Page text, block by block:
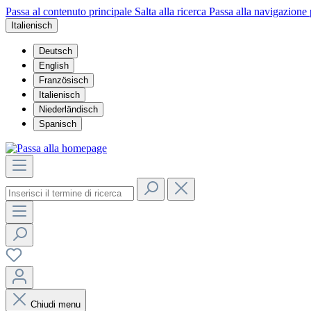
Passa al contenuto principale Salta alla ricerca Passa alla
Italienisch
Deutsch
English
Französisch
Italienisch
Niederländisch
Spanisch
Chiudi menu